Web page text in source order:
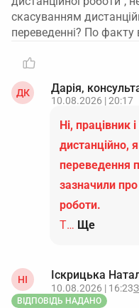
скасуванням
переведенні? По факту
ДК Дарія,
10.08.2026 | 20:17
Ні, працівник
дистанційно,
переведення
зазначили
роботи.
Т… Ще
НІ Іскрицька
10.08.2026 | 16:23
ВІДПОВІДЬ НАДАНО